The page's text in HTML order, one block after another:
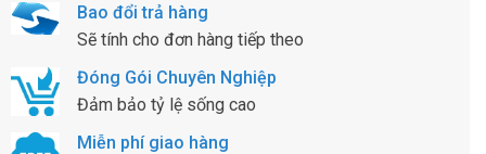
Bao đổi trả hàng
Sẽ tính cho đơn hàng tiếp theo
Đóng Gói Chuyên Nghiệp
Đảm bảo tỷ lệ sống cao
Miễn phí giao hàng